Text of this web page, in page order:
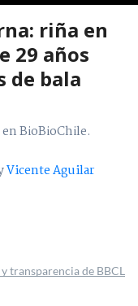
riña en
29 años
de bala
BioBioChile.
Vicente Aguilar
transparencia de BBCL